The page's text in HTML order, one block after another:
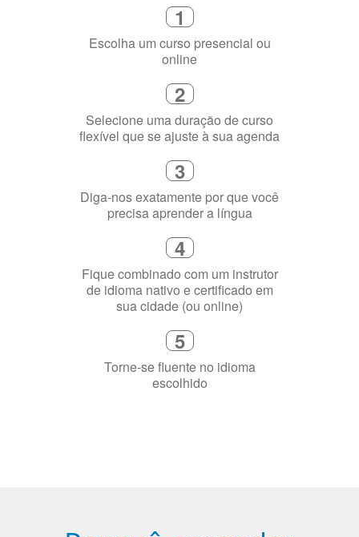
Escolha um curso presencial ou
online
Selecione uma duração de curso
flexível que se ajuste à sua agenda
Diga-nos exatamente por que você
precisa aprender a língua
Fique combinado com um instrutor
de idioma nativo e certificado em
sua cidade (ou online)
5
Torne-se fluente no idioma
escolhido
Porquê aprender